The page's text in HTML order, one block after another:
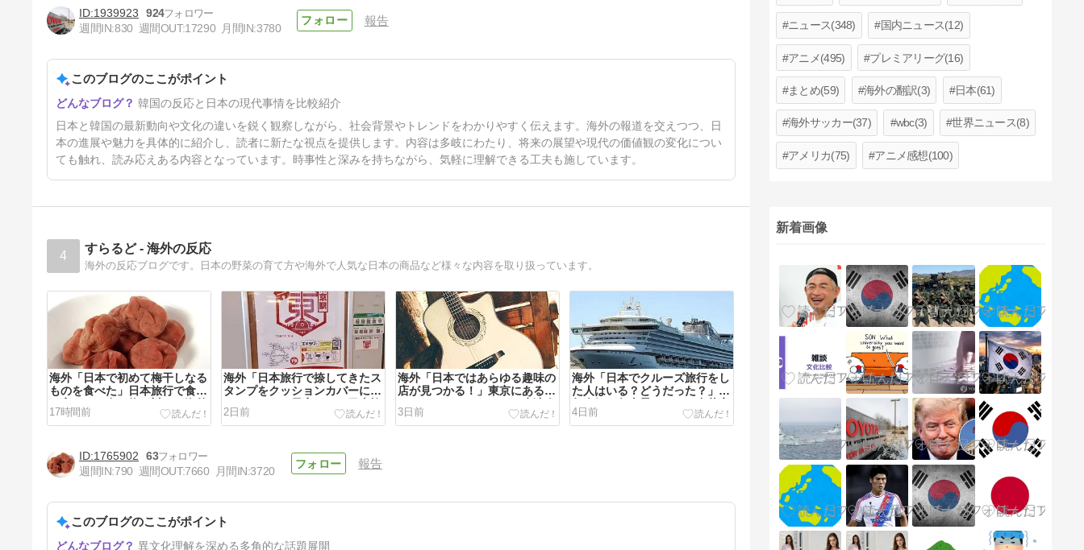
韓国人「日本ではテーブルに肘
をついてはいけない？日本の食
て韓国人が衝撃！」→「これが
日本の食事マナーか？‥」
17時間前
1939923
924
週間IN:830 週間OUT:17290 月間IN:3780
報告
このブログのここがポイント
韓国の反応と日本の現代事情を比較紹介
日本と韓国の最新動向や文化の違いを鋭く観察しながら、社会背景やトレンドをわかりやすく伝えます。海外の報道を交えつつ、日
本の進展や魅力を具体的に紹介し、読者に新たな視点を提供します。内容は多岐にわたり、将来の展望や現代の価値観の変化につい
ても触れ、読み応えある内容となっています。時事性と深みを持ちながら、気軽に理解できる工夫も施しています。
4 すらるど - 海外の反応
海外の反応ブログです。日本の野菜の育て方や海外で人気な日本の商品など様々な内容を取り扱っています。
海外「日本で初めて梅干しなる
ものを食べた」日本旅行で食べ
た変わった食べ物に対する海外
の反応
17時間前
海外「日本旅行で捺してきたス
タンプをクッションカバーにし
てみた！」一風変わった日本旅
行の記念品のアイディアに対す
る海外の反応
2日前
海外「日本ではあらゆる趣味の
店が見つかる！」東京にあるカ
ントリーミュージックの生演奏
が聞けるバーに対する海外の反
応
3日前
海外「日本でクルーズ旅行をし
た人はいる？どうだった？」近
年人気が急上昇している豪華客
船による日本クルーズ旅行に対
する海外の反応
4日前
海外「日本の夏には夏の良さが
ある！」日本の夏の良い所に対
1765902
63
週間IN:790 週間OUT:7660 月間IN:3720
報告
このブログのここがポイント
異文化理解を深める多角的な話題展開
ニュース(348) 国内ニュース(12)
アニメ(495) プレミアリーグ(16)
まとめ(59) 海外の翻訳(3) 日本(61)
海外サッカー(37) wbc(3) 世界ニュース(8)
アメリカ(75) アニメ感想(100)
新着画像